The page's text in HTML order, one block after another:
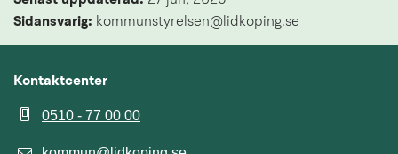
Sidansvarig: kommunstyrelsen@lidkoping.se
Kontaktcenter
0510 - 77 00 00